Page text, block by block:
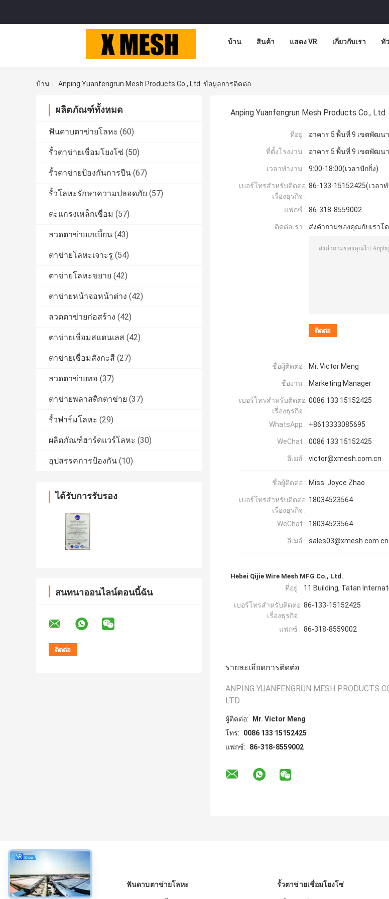
บ้าน สินค้า แสดง VR เกี่ยวกับเรา ทั
บ้าน Anping Yuanfengrun Mesh Products Co., Ltd. ข้อมูลการติดต่อ
ผลิตภัณฑ์ทั้งหมด
ฟันดาบตาข่ายโลหะ (60)
รั้วตาข่ายเชื่อมโยงโซ่ (50)
รั้วตาข่ายป้องกันการปีน (67)
รั้วโลหะรักษาความปลอดภัย (57)
ตะแกรงเหล็กเชื่อม (57)
ลวดตาข่ายเกเบี้ยน (43)
ตาข่ายโลหะเจาะรู (54)
ตาข่ายโลหะขยาย (42)
ตาข่ายหน้าจอหน้าต่าง (42)
ลวดตาข่ายก่อสร้าง (42)
ตาข่ายเชื่อมสแตนเลส (42)
ตาข่ายเชื่อมสังกะสี (27)
ลวดตาข่ายทอ (37)
ตาข่ายพลาสติกตาข่าย (37)
รั้วฟาร์มโลหะ (29)
ผลิตภัณฑ์ฮาร์ดแวร์โลหะ (30)
อุปสรรคการป้องกัน (10)
ได้รับการรับรอง
สนทนาออนไลน์ตอนนี้ฉัน
Anping Yuanfengrun Mesh Products Co., Ltd.
ที่อยู่ : อาคาร 5 พื้นที่ 9 เขตพัฒ
ที่ตั้งโรงงาน : อาคาร 5 พื้นที่ 9 เขตพัฒ
เวลาทำงาน : 9:00-18:00(เวลาปักกิ่ง)
เบอร์โทรสำหรับติดต่อ
เรื่องธุรกิจ :
86-133-15152425(เวลา
แฟกซ์ : 86-318-8559002
ติดต่อเรา : ส่งคำถามของคุณกับเราโ
ชื่อผู้ติดต่อ : Mr. Victor Meng
ชื่องาน : Marketing Manager
เบอร์โทรสำหรับติดต่อ
เรื่องธุรกิจ :
0086 133 15152425
WhatsApp : +8613333085695
WeChat : 0086 133 15152425
อีเมล์ : victor@xmesh.com.cn
ชื่อผู้ติดต่อ : Miss. Joyce Zhao
เบอร์โทรสำหรับติดต่อ
เรื่องธุรกิจ :
18034523564
WeChat : 18034523564
อีเมล์ : sales03@xmesh.com.cn
Hebei Qijie Wire Mesh MFG Co., Ltd.
ที่อยู่ : 11 Building, Tatan
เบอร์โทรสำหรับติดต่อ
เรื่องธุรกิจ :
86-133-15152425
แฟกซ์ : 86-318-8559002
รายละเอียดการติดต่อ
ANPING YUANFENGRUN MESH PRODUCTS
LTD.
ผู้ติดต่อ:
Mr. Victor Meng
โทร:
0086 133 15152425
แฟกซ์:
86-318-8559002
เกี่ยวกับ ฟันดาบตาข่ายโลหะ รั้วตาข่ายเชื่อมโยงโซ่